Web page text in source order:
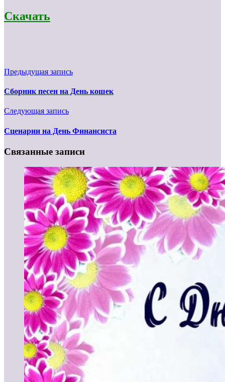
Скачать
Предыдущая запись
Сборник песен на День кошек
Следующая запись
Сценарии на День Финансиста
Связанные записи